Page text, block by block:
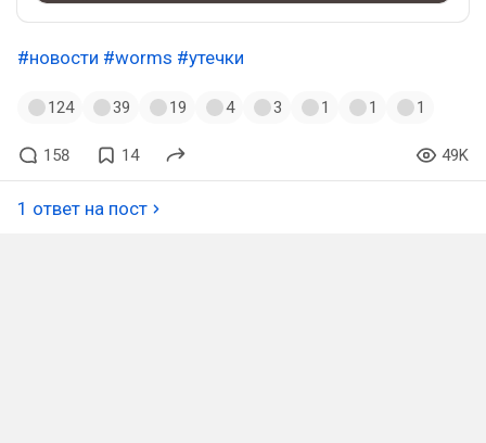
#новости #worms #утечки
124 39 19 4 3 1 1 1
158 14 49K
1 ответ на пост